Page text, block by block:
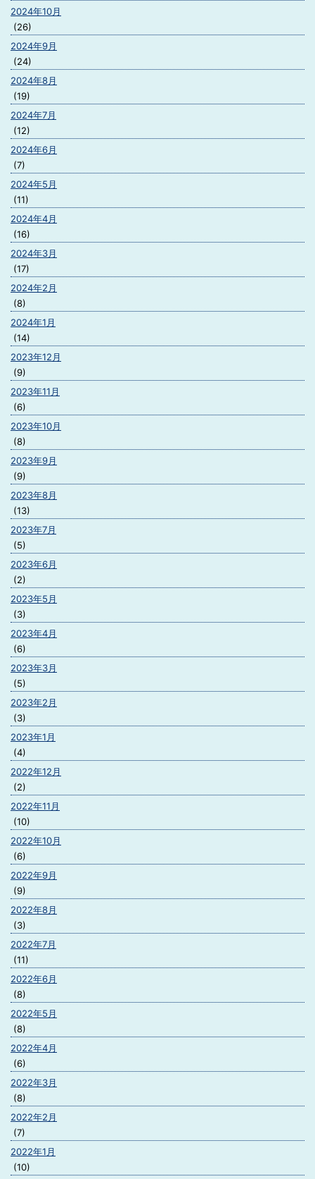
2024年10月
(26)
2024年9月
(24)
2024年8月
(19)
2024年7月
(12)
2024年6月
(7)
2024年5月
(11)
2024年4月
(16)
2024年3月
(17)
2024年2月
(8)
2024年1月
(14)
2023年12月
(9)
2023年11月
(6)
2023年10月
(8)
2023年9月
(9)
2023年8月
(13)
2023年7月
(5)
2023年6月
(2)
2023年5月
(3)
2023年4月
(6)
2023年3月
(5)
2023年2月
(3)
2023年1月
(4)
2022年12月
(2)
2022年11月
(10)
2022年10月
(6)
2022年9月
(9)
2022年8月
(3)
2022年7月
(11)
2022年6月
(8)
2022年5月
(8)
2022年4月
(6)
2022年3月
(8)
2022年2月
(7)
2022年1月
(10)